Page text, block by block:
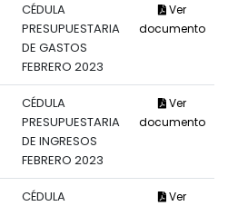
CÉDULA
PRESUPUESTARIA
DE GASTOS
FEBRERO 2023
Ver
documento
CÉDULA
PRESUPUESTARIA
DE INGRESOS
FEBRERO 2023
Ver
documento
CÉDULA
Ver